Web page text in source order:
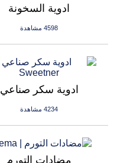
ادوية السخونة
4598 مشاهدة
ادوية سكر صناعي
4234 مشاهدة
مضادات التورم